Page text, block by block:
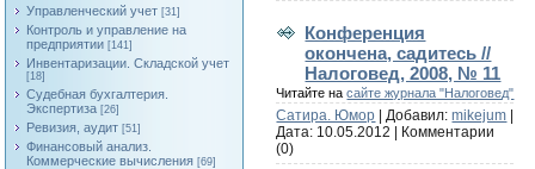
Управленческий учет [31]
Контроль и управление на
предприятии [141]
Инвентаризации. Складской учет
[18]
Судебная бухгалтерия.
Экспертиза [26]
Ревизия, аудит [51]
Финансовый анализ.
Коммерческие вычисления [69]
Конференция
окончена, садитесь //
Налоговед, 2008, № 11
Читайте насайте журнала "Налоговед"
Сатира. Юмор | Добавил:mikejum
Дата: 10.05.2012
Комментарии
(0)